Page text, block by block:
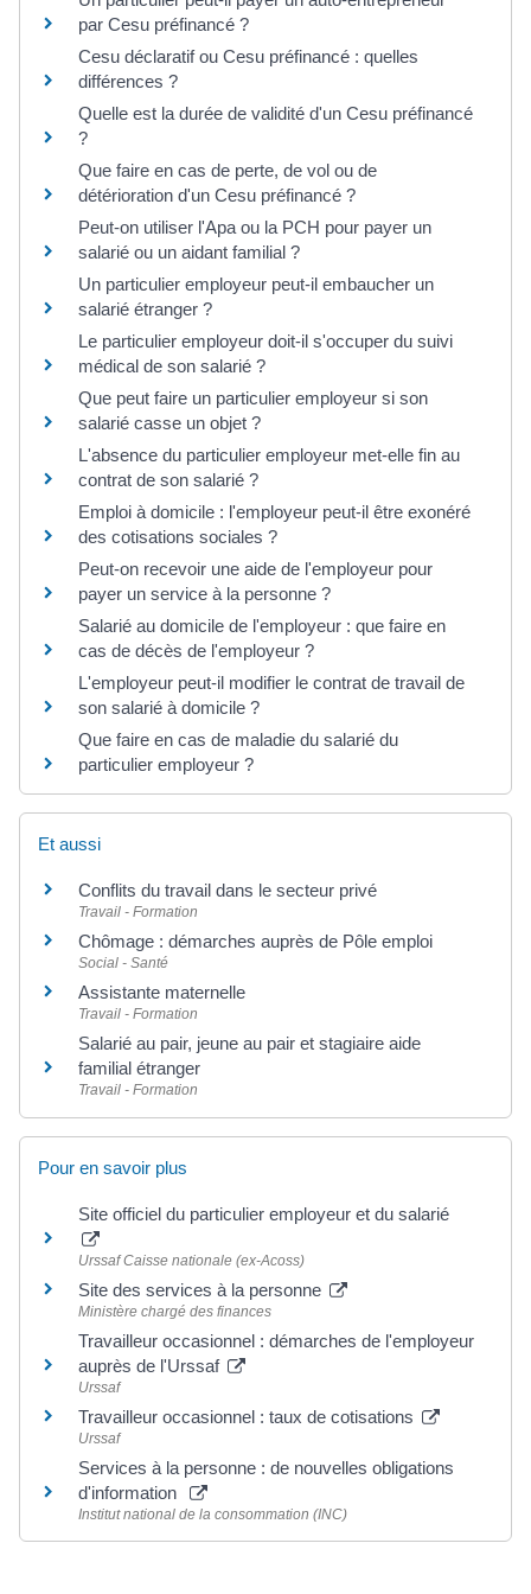
par Cesu préfinancé ?
Cesu déclaratif ou Cesu préfinancé : quelles
différences ?
Quelle est la durée de validité d'un Cesu préfinancé
?
Que faire en cas de perte, de vol ou de
détérioration d'un Cesu préfinancé ?
Peut-on utiliser l'Apa ou la PCH pour payer un
salarié ou un aidant familial ?
Un particulier employeur peut-il embaucher un
salarié étranger ?
Le particulier employeur doit-il s'occuper du suivi
médical de son salarié ?
Que peut faire un particulier employeur si son
salarié casse un objet ?
L'absence du particulier employeur met-elle fin au
contrat de son salarié ?
Emploi à domicile : l'employeur peut-il être exonéré
des cotisations sociales ?
Peut-on recevoir une aide de l'employeur pour
payer un service à la personne ?
Salarié au domicile de l'employeur : que faire en
cas de décès de l'employeur ?
L'employeur peut-il modifier le contrat de travail de
son salarié à domicile ?
Que faire en cas de maladie du salarié du
particulier employeur ?
Et aussi
Conflits du travail dans le secteur privé
Travail - Formation
Chômage : démarches auprès de Pôle emploi
Social - Santé
Assistante maternelle
Travail - Formation
Salarié au pair, jeune au pair et stagiaire aide
familial étranger
Travail - Formation
Pour en savoir plus
Site officiel du particulier employeur et du salarié
Urssaf Caisse nationale (ex-Acoss)
Site des services à la personne
Ministère chargé des finances
Travailleur occasionnel : démarches de l'employeur
auprès de l'Urssaf
Urssaf
Travailleur occasionnel : taux de cotisations
Urssaf
Services à la personne : de nouvelles obligations
d'information
Institut national de la consommation (INC)